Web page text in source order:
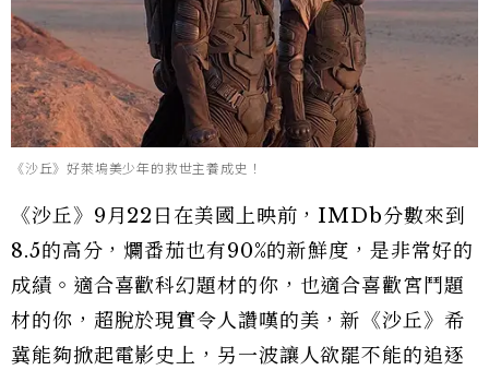
《沙丘》好萊塢美少年的救世主養成史！
《沙丘》9月22日在美國上映前，IMDb分數來到
8.5的高分，爛番茄也有90%的新鮮度，是非常好的
成績。適合喜歡科幻題材的你，也適合喜歡宮鬥題
材的你，超脫於現實令人讚嘆的美，新《沙丘》希
冀能夠掀起電影史上，另一波讓人欲罷不能的追逐